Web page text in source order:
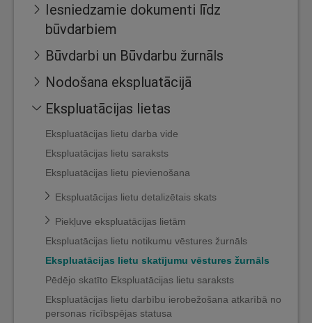
Iesniedzamie dokumenti līdz
būvdarbiem
Būvdarbi un Būvdarbu žurnāls
Nodošana ekspluatācijā
Ekspluatācijas lietas
Ekspluatācijas lietu darba vide
Ekspluatācijas lietu saraksts
Ekspluatācijas lietu pievienošana
Ekspluatācijas lietu detalizētais skats
Piekļuve ekspluatācijas lietām
Ekspluatācijas lietu notikumu vēstures žurnāls
Ekspluatācijas lietu skatījumu vēstures žurnāls
Pēdējo skatīto Ekspluatācijas lietu saraksts
Ekspluatācijas lietu darbību ierobežošana atkarībā no
personas rīcībspējas statusa